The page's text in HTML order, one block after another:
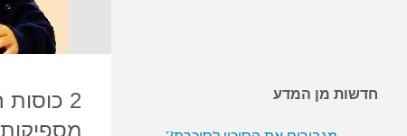
2
חדשות מן המדע
~ האם ממתיקים מלאכותיים